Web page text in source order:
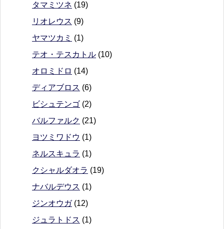
タマミツネ (19)
リオレウス (9)
ヤマツカミ (1)
テオ・テスカトル (10)
オロミドロ (14)
ディアブロス (6)
ビシュテンゴ (2)
バルファルク (21)
ヨツミワドウ (1)
ネルスキュラ (1)
クシャルダオラ (19)
ナバルデウス (1)
ジンオウガ(12)
ジュラトドス (1)